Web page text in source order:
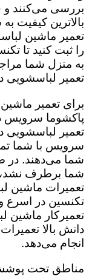
بررسی می‌کنند و
بالاترین کیفیت
تعمیر ماشین
را ثبت کنید تا
به منزل شما
تعمیر لباسشویی
برای تعمیر
پاکشوما سرویس
تعمیر لباسشویی
سرویس با شما
شما می‌دهند. در
شما برطرف نشد،
تعمیرات ماشین
تکنسین در
تعمیرکار ماشین
دانش بالا
انجام می‌دهد.
مناطق تحت